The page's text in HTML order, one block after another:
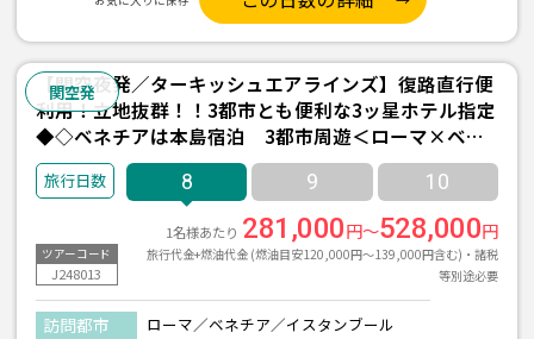
関空発
【関空夜発／ターキッシュエアラインズ】復路直行便
利用！立地抜群！！3都市とも便利な3ッ星ホテル指定
◆◇ベネチアは本島宿泊 3都市周遊＜ローマ×ベネ
チア×イスタンブール＞8日間
8 9 10
ツアーコード
J248013
1名様あたり 281,000円～528,000円
旅行代金+燃油代金 (燃油目安120,000円～139,000円含む)・諸税
等別途必要
訪問都市 ローマ／ベネチア／イスタンブール